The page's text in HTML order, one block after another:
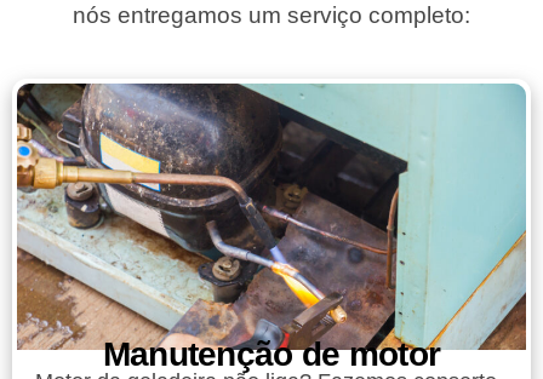
nós entregamos um serviço completo:
Manutenção de motor